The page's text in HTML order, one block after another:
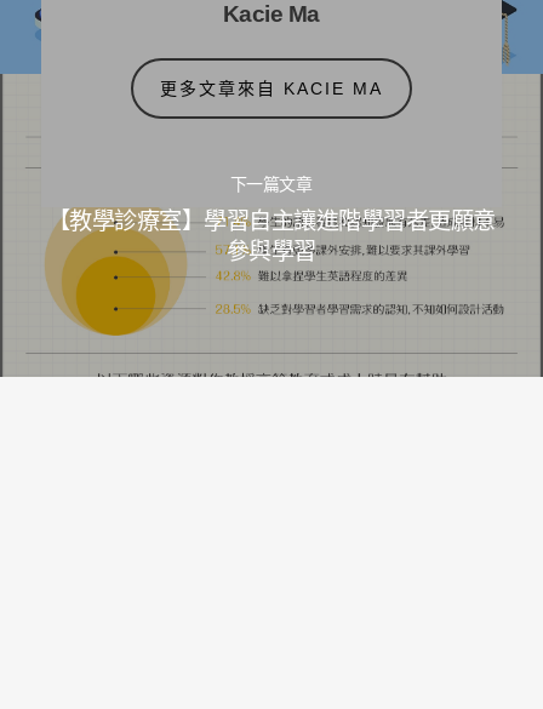
下一篇文章
【教學診療室】學習自主讓進階學習者更願意
參與學習
Kacie Ma
更多文章來自 KACIE MA